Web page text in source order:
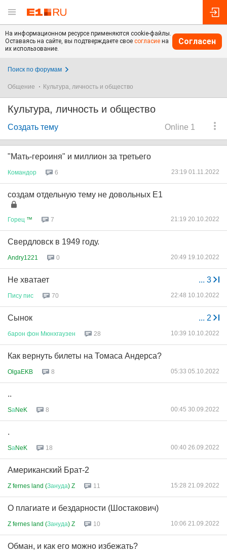
На информационном ресурсе применяются cookie-файлы.
Оставаясь на сайте, вы подтверждаете свое согласие на
их использование.
Согласен
Поиск по форумам
Общение Культура, личность и общество
Культура, личность и общество
Online 1
Создать тему
"Мать-героиня" и миллион за третьего
Командор 6 23:19 01.11.2022
создам отдельную тему не довольных Е1
Горец ™ 7 21:19 20.10.2022
Свердловск в 1949 году.
Andry1221 0 20:49 19.10.2022
... 3
Не хватает
Пису пис 70 22:48 10.10.2022
... 2
Сынок
барон фон Мюнхгаузен 28 10:39 10.10.2022
Как вернуть билеты на Томаса Андерса?
OlgaEKB 8 05:33 05.10.2022
..
SаNeK 8 00:45 30.09.2022
.
SаNeK 18 00:40 26.09.2022
Американский Брат-2
Z fernes land (Зануда) Z 11 15:28 21.09.2022
О плагиате и бездарности (Шостакович)
Z fernes land (Зануда) Z 10 10:06 21.09.2022
Обман, и как его можно избежать?